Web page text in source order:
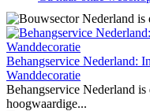
Behangservice Nederland:
Wanddecoratie
Behangservice Nederland is
hoogwaardige...